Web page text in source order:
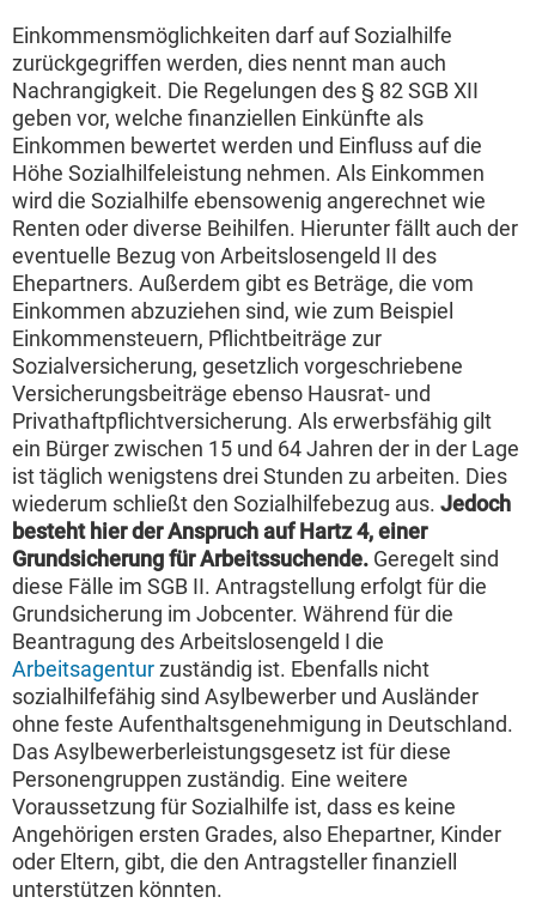
Einkommensmöglichkeiten darf auf Sozialhilfe
zurückgegriffen werden, dies nennt man auch
Nachrangigkeit. Die Regelungen des § 82 SGB XII
geben vor, welche finanziellen Einkünfte als
Einkommen bewertet werden und Einfluss auf die
Höhe Sozialhilfeleistung nehmen. Als Einkommen
wird die Sozialhilfe ebensowenig angerechnet wie
Renten oder diverse Beihilfen. Hierunter fällt auch der
eventuelle Bezug von Arbeitslosengeld II des
Ehepartners. Außerdem gibt es Beträge, die vom
Einkommen abzuziehen sind, wie zum Beispiel
Einkommensteuern, Pflichtbeiträge zur
Sozialversicherung, gesetzlich vorgeschriebene
Versicherungsbeiträge ebenso Hausrat- und
Privathaftpflichtversicherung. Als erwerbsfähig gilt
ein Bürger zwischen 15 und 64 Jahren der in der Lage
ist täglich wenigstens drei Stunden zu arbeiten. Dies
wiederum schließt den Sozialhilfebezug aus. Jedoch
besteht hier der Anspruch auf Hartz 4, einer
Grundsicherung für Arbeitssuchende. Geregelt sind
diese Fälle im SGB II. Antragstellung erfolgt für die
Grundsicherung im Jobcenter. Während für die
Beantragung des Arbeitslosengeld I die
Arbeitsagenturzuständig ist. Ebenfalls nicht
sozialhilfefähig sind Asylbewerber und Ausländer
ohne feste Aufenthaltsgenehmigung in Deutschland.
Das Asylbewerberleistungsgesetz ist für diese
Personengruppen zuständig. Eine weitere
Voraussetzung für Sozialhilfe ist, dass es keine
Angehörigen ersten Grades, also Ehepartner, Kinder
oder Eltern, gibt, die den Antragsteller finanziell
unterstützen könnten.